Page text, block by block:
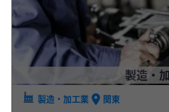
製造・
製造・加工業 関東